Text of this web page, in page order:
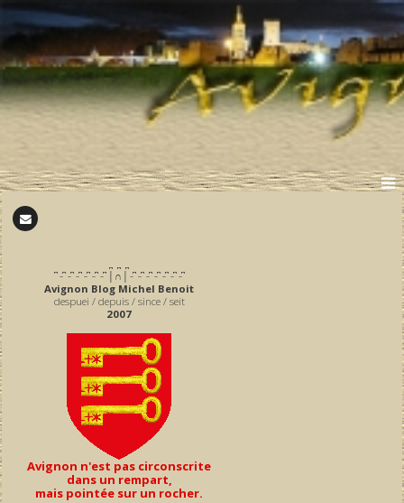
͆ ̵ ͆ ̵ ͆ ̵ ͆ ̵ ͆ ̵ ͆ ̵ ͆ │∩│ ̵ ͆ ̵ ͆ ̵ ͆ ̵ ͆ ̵ ͆ ̵ ͆ ̵ ͆
Avignon Blog Michel Benoit
despuei / depuis / since / seit
2007
Avignon n'est pas circonscrite
dans un rempart,
mais pointée sur un rocher.